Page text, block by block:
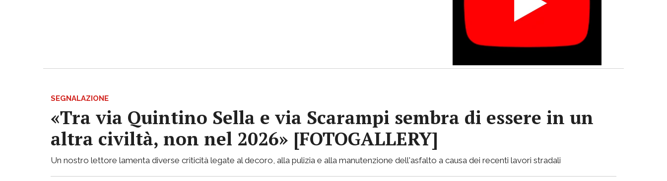
SEGNALAZIONE
«Tra via Quintino Sella e via Scarampi sembra di essere in un
altra civiltà, non nel 2026» [FOTOGALLERY]
Un nostro lettore lamenta diverse criticità legate al decoro, alla pulizia e alla manutenzione dell'asfalto a causa dei recenti lavori stradali